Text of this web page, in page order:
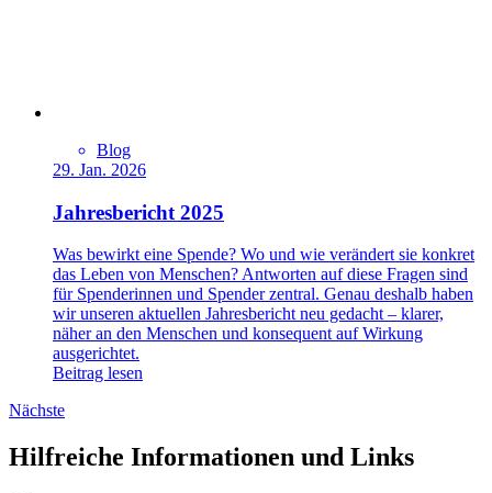
Blog
29. Jan. 2026
Jahresbericht 2025
Was bewirkt eine Spende? Wo und wie verändert sie konkret
das Leben von Menschen? Antworten auf diese Fragen sind
für Spenderinnen und Spender zentral. Genau deshalb haben
wir unseren aktuellen Jahresbericht neu gedacht – klarer,
näher an den Menschen und konsequent auf Wirkung
ausgerichtet.
Beitrag lesen
Nächste
Hilfreiche Informationen und Links